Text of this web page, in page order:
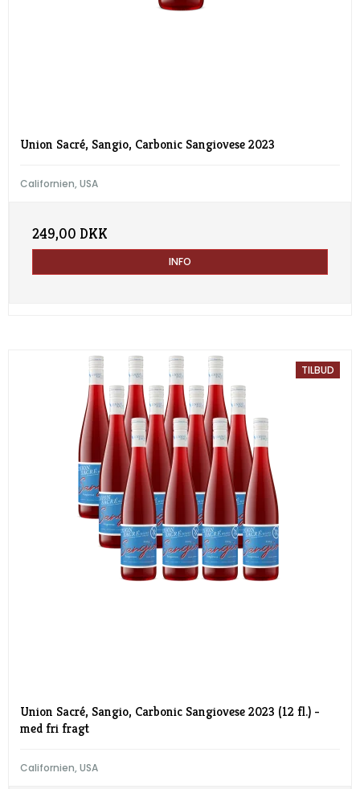
Union Sacré, Sangio, Carbonic Sangiovese 2023
Californien, USA
249,00 DKK
INFO
TILBUD
Union Sacré, Sangio, Carbonic Sangiovese 2023 (12 fl.) -
med fri fragt
Californien, USA